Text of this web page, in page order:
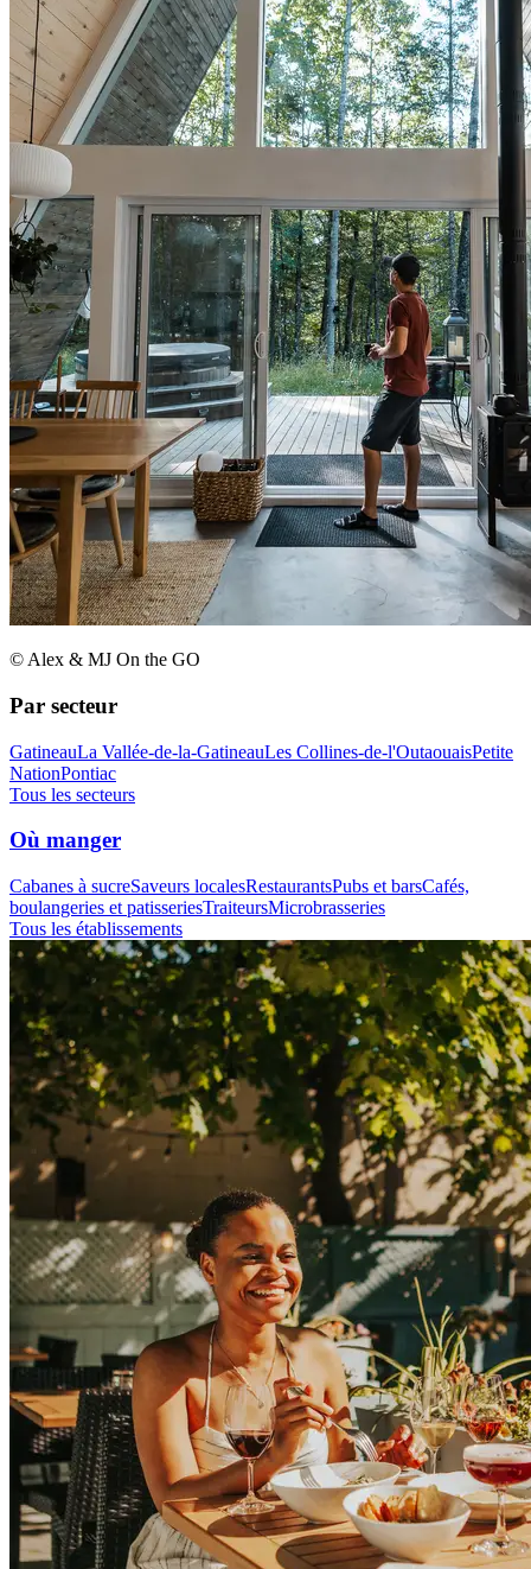
© Alex & MJ On the GO
Par secteur
GatineauLa Vallée-de-la-GatineauLes Collines-de-l'OutaouaisPetite
NationPontiac
Tous les secteurs
Où manger
Cabanes à sucreSaveurs localesRestaurantsPubs et barsCafés,
boulangeries et patisseriesTraiteursMicrobrasseries
Tous les établissements